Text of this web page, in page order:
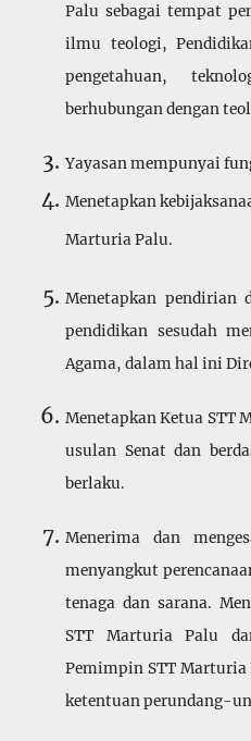
Palu sebagai tempat
ilmu teologi,
pengetahuan,
berhubungan dengan
Yayasan mempunyai
Menetapkan
Marturia Palu.
Menetapkan pendirian
pendidikan sesudah
Agama, dalam hal ini
Menetapkan Ketua STT
usulan Senat dan
berlaku.
Menerima dan
menyangkut
tenaga dan sarana.
STT Marturia Palu
Pemimpin STT Marturia
keten­tuan perundang-